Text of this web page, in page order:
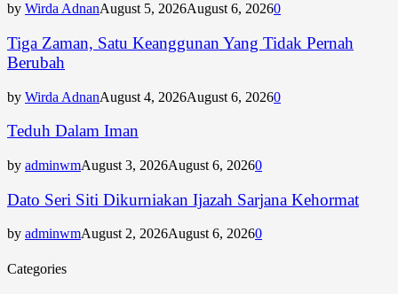
by Wirda AdnanAugust 5, 2026August 6, 20260
Tiga Zaman, Satu Keanggunan Yang Tidak Pernah
Berubah
by Wirda AdnanAugust 4, 2026August 6, 20260
Teduh Dalam Iman
by adminwmAugust 3, 2026August 6, 20260
Dato Seri Siti Dikurniakan Ijazah Sarjana Kehormat
by adminwmAugust 2, 2026August 6, 20260
Categories